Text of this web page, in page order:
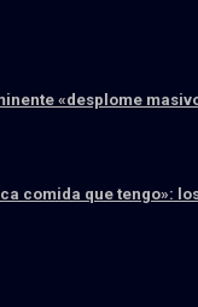
«desplome
comida que tengo»: